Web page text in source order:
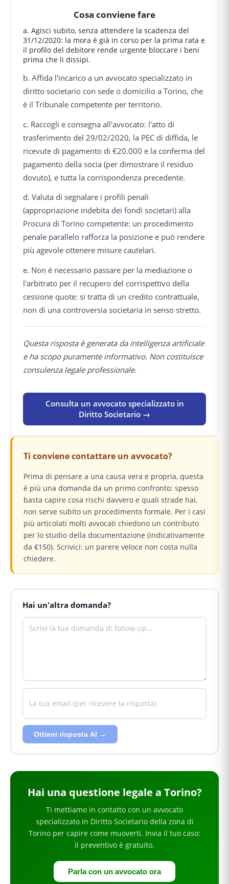
Cosa conviene fare
a. Agisci subito, senza attendere la scadenza del
31/12/2020: la mora è già in corso per la prima rata e
il profilo del debitore rende urgente bloccare i beni
prima che li dissipi.
b. Affida l'incarico a un avvocato specializzato in
diritto societario con sede o domicilio a Torino, che
è il Tribunale competente per territorio.
c. Raccogli e consegna all'avvocato: l'atto di
trasferimento del 29/02/2020, la PEC di diffida, le
ricevute di pagamento di €20.000 e la conferma del
pagamento della socia (per dimostrare il residuo
dovuto), e tutta la corrispondenza precedente.
d. Valuta di segnalare i profili penali
(appropriazione indebita dei fondi societari) alla
Procura di Torino competente: un procedimento
penale parallelo rafforza la posizione e può rendere
più agevole ottenere misure cautelari.
e. Non è necessario passare per la mediazione o
l'arbitrato per il recupero del corrispettivo della
cessione quote: si tratta di un credito contrattuale,
non di una controversia societaria in senso stretto.
Questa risposta è generata da intelligenza artificiale
e ha scopo puramente informativo. Non costituisce
consulenza legale professionale.
Consulta un avvocato specializzato in
Diritto Societario →
Ti conviene contattare un avvocato?
Prima di pensare a una causa vera e propria, questa
è più una domanda da un primo confronto: spesso
basta capire cosa rischi davvero e quali strade hai,
non serve subito un procedimento formale. Per i casi
più articolati molti avvocati chiedono un contributo
per lo studio della documentazione (indicativamente
da €150). Scrivici: un parere veloce non costa nulla
chiedere.
Hai un'altra domanda?
Ottieni risposta AI →
Hai una questione legale a Torino?
Ti mettiamo in contatto con un avvocato
specializzato in Diritto Societariodella zona di
Torino per capire come muoverti. Invia il tuo caso:
il preventivo è gratuito.
Parla con un avvocato ora